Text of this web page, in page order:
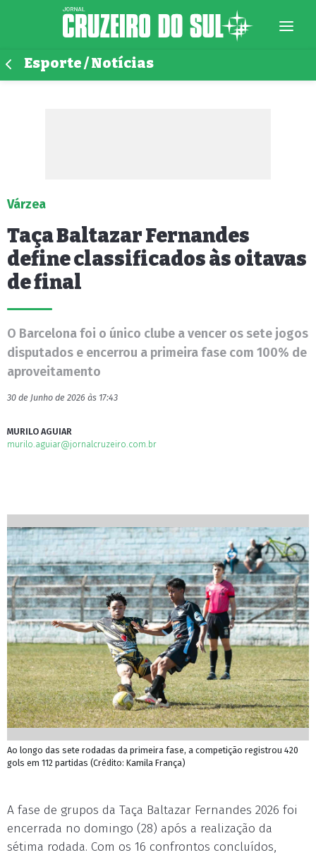
Esporte / Notícias
Várzea
Taça Baltazar Fernandes
define classificados às oitavas
de final
O Barcelona foi o único clube a vencer os sete jogos
disputados e encerrou a primeira fase com 100% de
aproveitamento
30 de Junho de 2026 às 17:43
MURILO AGUIAR
murilo.aguiar@jornalcruzeiro.com.br
Ao longo das sete rodadas da primeira fase, a competição registrou 420
gols em 112 partidas (Crédito: Kamila França)
A fase de grupos da Taça Baltazar Fernandes 2026 foi
encerrada no domingo (28) após a realização da
sétima rodada. Com os 16 confrontos concluídos,